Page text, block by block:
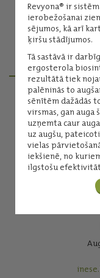
Revyona® ir
ierobežošanai
sējumos, kā arī
ķiršu stādījumos.
Tā sastāvā ir
ergosterola
rezultātā tiek
palēninās to
sēnītēm dažādās
virsmas, gan auga
uzņemta caur
uz augšu,
vielas
iekšienē, no
ilgstošu